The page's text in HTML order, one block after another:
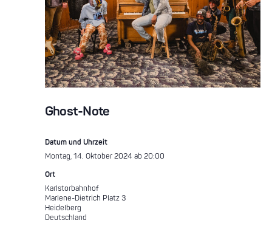
Ghost-Note
Datum und Uhrzeit
Montag, 14. Oktober 2024 ab 20:00
Ort
Karlstorbahnhof
Marlene-Dietrich Platz 3
Heidelberg
Deutschland